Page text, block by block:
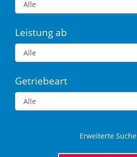
Leistung ab
Getriebeart
Erweiterte Suche